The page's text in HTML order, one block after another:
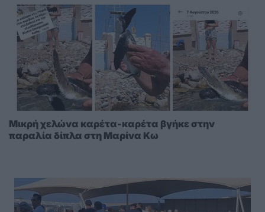
Μικρή χελώνα καρέτα-καρέτα βγήκε στην
παραλία δίπλα στη Μαρίνα Κω